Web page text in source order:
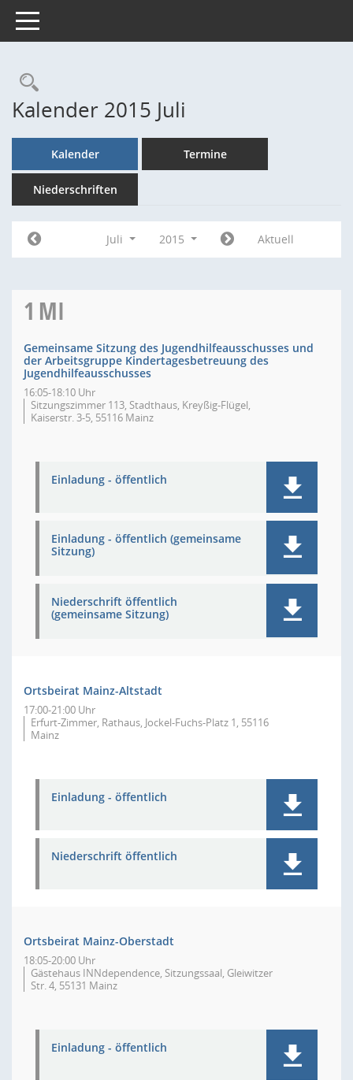
Toggle navigation
Rechercheauswahl
Kalender 2015 Juli
Kalender Termine
Niederschriften
Juli 2015 Aktuell
1 MI
Gemeinsame Sitzung des Jugendhilfeausschusses und
der Arbeitsgruppe Kindertagesbetreuung des
Jugendhilfeausschusses
16:05-18:10 Uhr
Sitzungszimmer 113, Stadthaus, Kreyßig-Flügel,
Kaiserstr. 3-5, 55116 Mainz
Einladung - öffentlich
Einladung - öffentlich (gemeinsame
Sitzung)
Niederschrift öffentlich
(gemeinsame Sitzung)
Ortsbeirat Mainz-Altstadt
17:00-21:00 Uhr
Erfurt-Zimmer, Rathaus, Jockel-Fuchs-Platz 1, 55116
Mainz
Einladung - öffentlich
Niederschrift öffentlich
Ortsbeirat Mainz-Oberstadt
18:05-20:00 Uhr
Gästehaus INNdependence, Sitzungssaal, Gleiwitzer
Str. 4, 55131 Mainz
Einladung - öffentlich